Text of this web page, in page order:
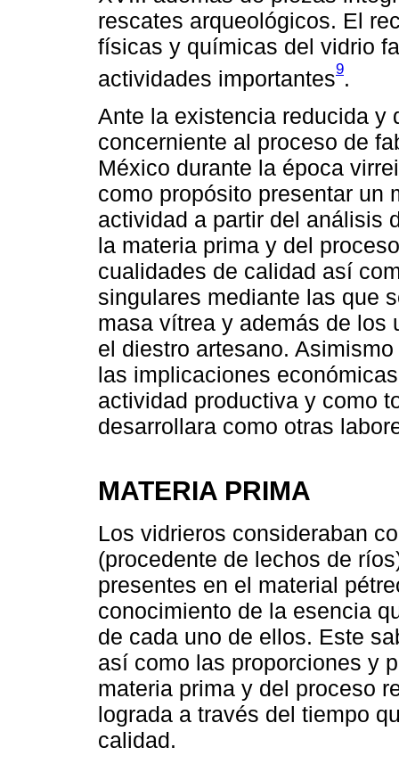
rescates arqueológicos. El
físicas y químicas del vidrio
actividades importantes9.
Ante la existencia reducida y
concerniente al proceso de
México durante la época
como propósito presentar un
actividad a partir del análisis
la materia prima y del
cualidades de calidad así
singulares mediante las que
masa vítrea y además de los
el diestro artesano.
las implicaciones
actividad productiva y como
desarrollara como otras
MATERIA PRIMA
Los vidrieros consideraban
(procedente de lechos de
presentes en el material
conocimiento de la esencia
de cada uno de ellos. Este
así como las proporciones y
materia prima y del proceso
lograda a través del tiempo
calidad.